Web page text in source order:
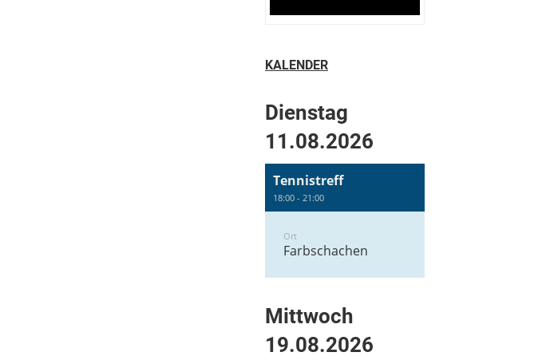
KALENDER
Dienstag
11.08.2026
Tennistreff
18:00 - 21:00
Ort
Farbschachen
Mittwoch
19.08.2026